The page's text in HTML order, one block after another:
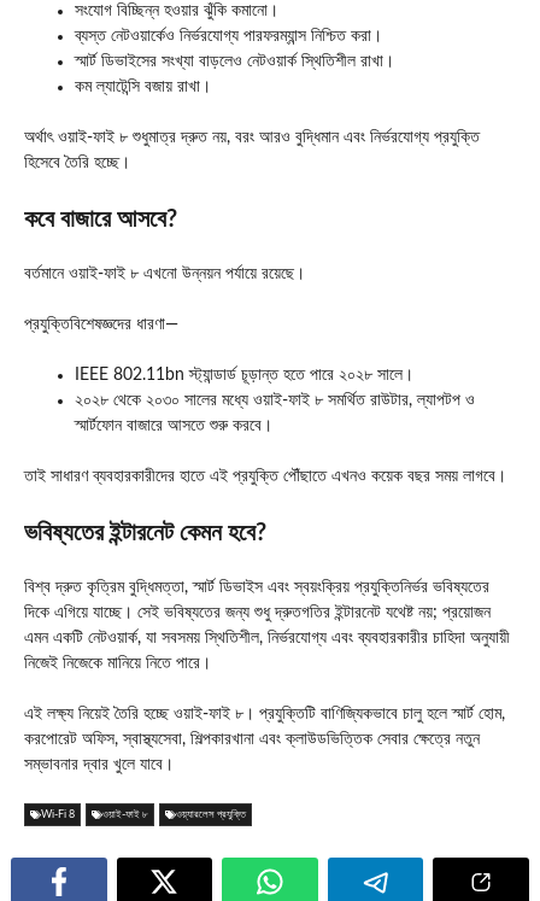
সংযোগ বিচ্ছিন্ন হওয়ার ঝুঁকি কমানো।
ব্যস্ত নেটওয়ার্কেও নির্ভরযোগ্য পারফরম্যান্স নিশ্চিত করা।
স্মার্ট ডিভাইসের সংখ্যা বাড়লেও নেটওয়ার্ক স্থিতিশীল রাখা।
কম ল্যাটেন্সি বজায় রাখা।
অর্থাৎ ওয়াই-ফাই ৮ শুধুমাত্র দ্রুত নয়, বরং আরও বুদ্ধিমান এবং নির্ভরযোগ্য প্রযুক্তি
হিসেবে তৈরি হচ্ছে।
কবে বাজারে আসবে?
বর্তমানে ওয়াই-ফাই ৮ এখনো উন্নয়ন পর্যায়ে রয়েছে।
প্রযুক্তিবিশেষজ্ঞদের ধারণা—
IEEE 802.11bn স্ট্যান্ডার্ড চূড়ান্ত হতে পারে ২০২৮ সালে।
২০২৮ থেকে ২০৩০ সালের মধ্যে ওয়াই-ফাই ৮ সমর্থিত রাউটার, ল্যাপটপ ও
স্মার্টফোন বাজারে আসতে শুরু করবে।
তাই সাধারণ ব্যবহারকারীদের হাতে এই প্রযুক্তি পৌঁছাতে এখনও কয়েক বছর সময় লাগবে।
ভবিষ্যতের ইন্টারনেট কেমন হবে?
বিশ্ব দ্রুত কৃত্রিম বুদ্ধিমত্তা, স্মার্ট ডিভাইস এবং স্বয়ংক্রিয় প্রযুক্তিনির্ভর ভবিষ্যতের
দিকে এগিয়ে যাচ্ছে। সেই ভবিষ্যতের জন্য শুধু দ্রুতগতির ইন্টারনেট যথেষ্ট নয়; প্রয়োজন
এমন একটি নেটওয়ার্ক, যা সবসময় স্থিতিশীল, নির্ভরযোগ্য এবং ব্যবহারকারীর চাহিদা অনুযায়ী
নিজেই নিজেকে মানিয়ে নিতে পারে।
এই লক্ষ্য নিয়েই তৈরি হচ্ছে ওয়াই-ফাই ৮। প্রযুক্তিটি বাণিজ্যিকভাবে চালু হলে স্মার্ট হোম,
করপোরেট অফিস, স্বাস্থ্যসেবা, শিল্পকারখানা এবং ক্লাউডভিত্তিক সেবার ক্ষেত্রে নতুন
সম্ভাবনার দ্বার খুলে যাবে।
Wi-Fi 8 ওয়াই-ফাই ৮ ওয়্যারলেস প্রযুক্তি